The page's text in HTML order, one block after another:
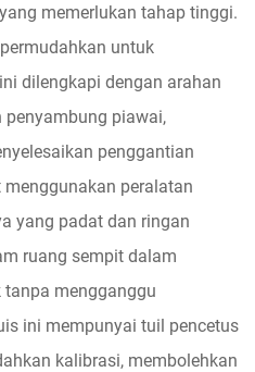
memerlukan tahap tinggi.
untuk
dilengkapi dengan arahan
penyambung piawai,
penggantian
peralatan
yang padat dan ringan
ruang sempit dalam
mengganggu
ini mempunyai tuil pencetus
kalibrasi, membolehkan